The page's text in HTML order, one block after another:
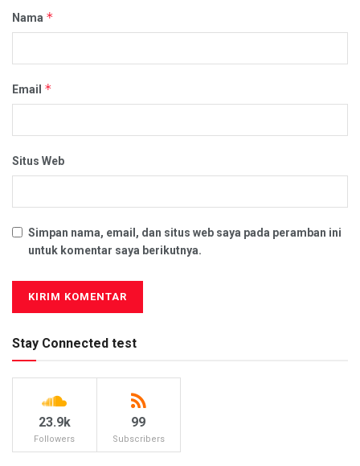
Nama *
Email *
Situs Web
Simpan nama, email, dan situs web saya pada peramban ini
untuk komentar saya berikutnya.
Stay Connected test
23.9k
Followers
99
Subscribers